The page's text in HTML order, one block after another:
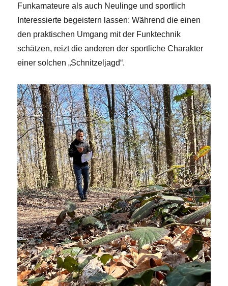
Funkamateure als auch Neulinge und sportlich
Interessierte begeistern lassen: Während die einen
den praktischen Umgang mit der Funktechnik
schätzen, reizt die anderen der sportliche Charakter
einer solchen „Schnitzeljagd“.